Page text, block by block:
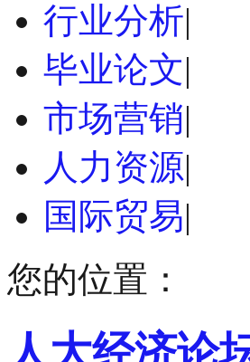
行业分析|
毕业论文|
市场营销|
人力资源|
国际贸易|
您的位置：
人大经济论